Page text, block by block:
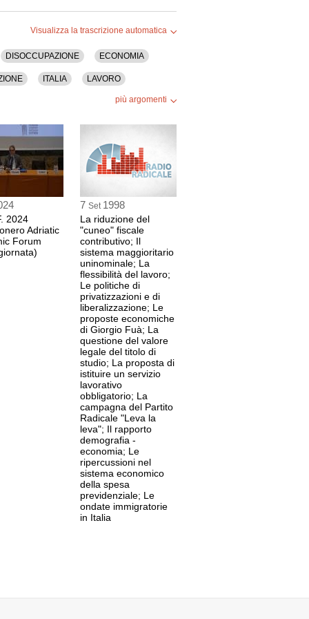
Olivetti di studi per la gestione
sec
Olivetti di studi per la gestione
aziende)
sec
all'Università di Ancona
Economica e Monetaria all'Università
Finanze, Cooperazione, Reti di Trasporto
Visualizza la trascrizione automatica
DISOCCUPAZIONE ECONOMIA
ITALIA LAVORO
più argomenti
2024
Adriatic
Forum
7 Set 1998
La riduzione del
"cuneo" fiscale
contributivo; Il
sistema maggioritario
uninominale; La
flessibilità del lavoro;
Le politiche di
privatizzazioni e di
liberalizzazione; Le
proposte economiche
di Giorgio Fuà; La
questione del valore
legale del titolo di
studio; La proposta di
istituire un servizio
lavorativo
obbligatorio; La
campagna del Partito
Radicale "Leva la
leva"; Il rapporto
demografia -
economia; Le
ripercussioni nel
sistema economico
della spesa
previdenziale; Le
ondate immigratorie
in Italia